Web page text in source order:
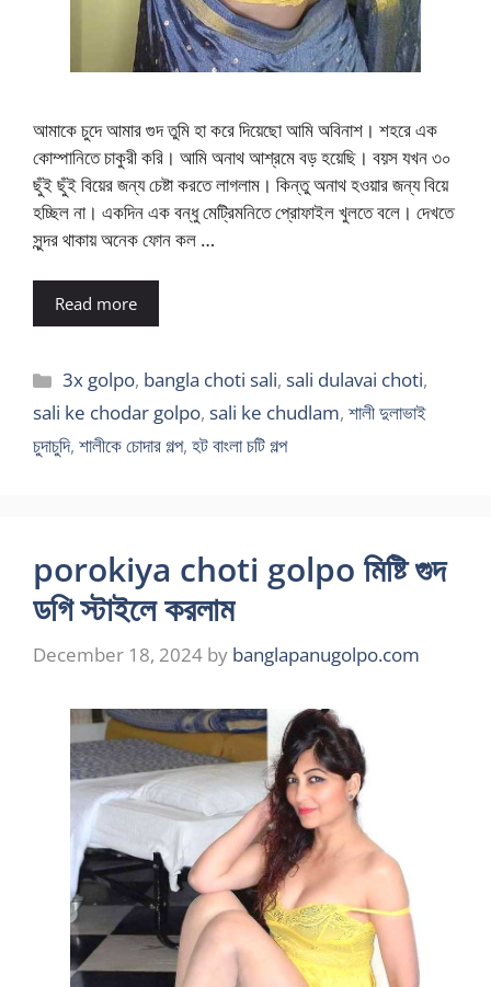
আমাকে চুদে আমার গুদ তুমি হা করে দিয়েছো আমি অবিনাশ। শহরে এক
কোম্পানিতে চাকুরী করি। আমি অনাথ আশ্রমে বড় হয়েছি। বয়স যখন ৩০
ছুঁই ছুঁই বিয়ের জন্য চেষ্টা করতে লাগলাম। কিন্তু অনাথ হওয়ার জন্য বিয়ে
হচ্ছিল না। একদিন এক বন্ধু মেট্রিমনিতে প্রোফাইল খুলতে বলে। দেখতে
সুন্দর থাকায় অনেক ফোন কল …
Read more
Categories
3x golpo, bangla choti sali,sali dulavai choti,
sali ke chodar golpo, sali ke chudlam, শালী দুলাভাই
চুদাচুদি, শালীকে চোদার গল্প, হট বাংলা চটি গল্প
porokiya choti golpo মিষ্টি গুদ
ডগি স্টাইলে করলাম
December 18, 2024 by banglapanugolpo.com